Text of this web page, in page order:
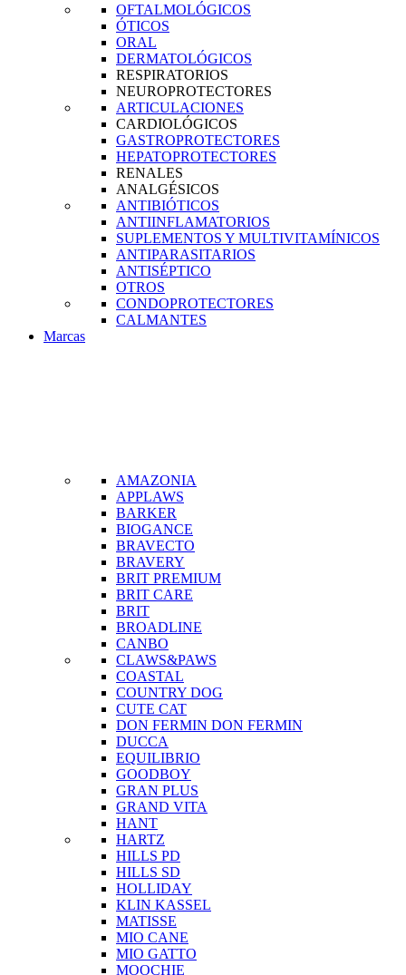
OFTALMOLÓGICOS
ÓTICOS
ORAL
DERMATOLÓGICOS
RESPIRATORIOS
NEUROPROTECTORES
ARTICULACIONES
CARDIOLÓGICOS
GASTROPROTECTORES
HEPATOPROTECTORES
RENALES
ANALGÉSICOS
ANTIBIÓTICOS
ANTIINFLAMATORIOS
SUPLEMENTOS Y MULTIVITAMÍNICOS
ANTIPARASITARIOS
ANTISÉPTICO
OTROS
CONDOPROTECTORES
CALMANTES
Marcas
AMAZONIA
APPLAWS
BARKER
BIOGANCE
BRAVECTO
BRAVERY
BRIT PREMIUM
BRIT CARE
BRIT
BROADLINE
CANBO
CLAWS&PAWS
COASTAL
COUNTRY DOG
CUTE CAT
DON FERMIN DON FERMIN
DUCCA
EQUILIBRIO
GOODBOY
GRAN PLUS
GRAND VITA
HANT
HARTZ
HILLS PD
HILLS SD
HOLLIDAY
KLIN KASSEL
MATISSE
MIO CANE
MIO GATTO
MOOCHIE